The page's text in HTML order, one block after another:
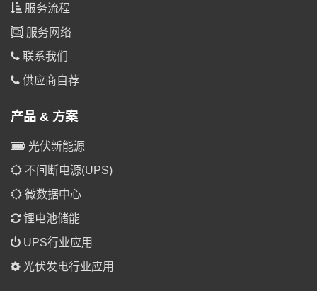
服务流程
服务网络
联系我们
供应商自荐
产品 & 方案
光伏新能源
不间断电源(UPS)
微数据中心
锂电池储能
UPS行业应用
光伏发电行业应用